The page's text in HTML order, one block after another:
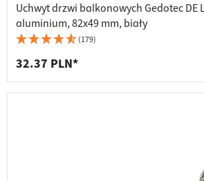
Uchwyt drzwi balkonowych Gedotec DE
aluminium, 82x49 mm, biały
(179)
32.37 PLN*